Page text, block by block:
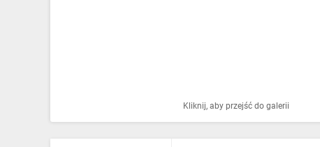
Ogrzewanie
Kliknij, aby przejść do galerii